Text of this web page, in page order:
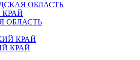
ОБЛАСТЬ
ОБЛАСТЬ
КРАЙ
КРАЙ